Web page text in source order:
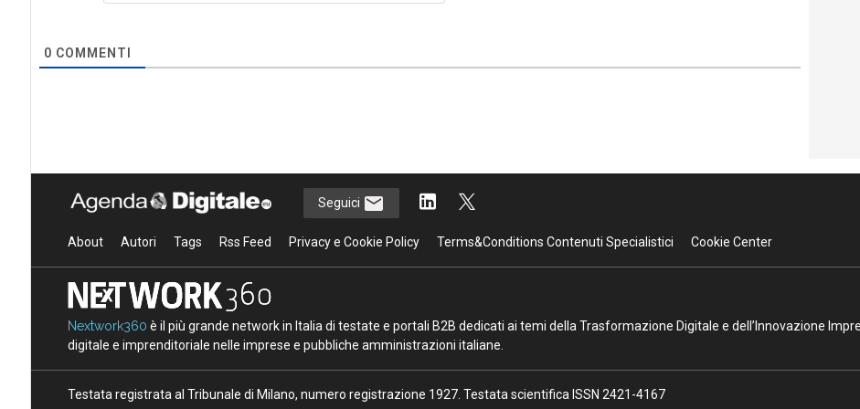
0 COMMENTI
Seguici
About Autori Tags Rss Feed Privacy e Cookie Policy Terms&Conditions Contenuti Specialistici Cookie Center
Nextwork360 è il più grande network in Italia di testate e portali B2B dedicati ai temi della Trasformazione Digitale e dell’Innovazione
digitale e imprenditoriale nelle imprese e pubbliche amministrazioni italiane.
Testata registrata al Tribunale di Milano, numero registrazione 1927. Testata scientifica ISSN 2421-4167